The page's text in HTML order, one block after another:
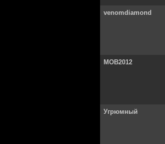
venomdiamond
MOB2012
Угрюмный